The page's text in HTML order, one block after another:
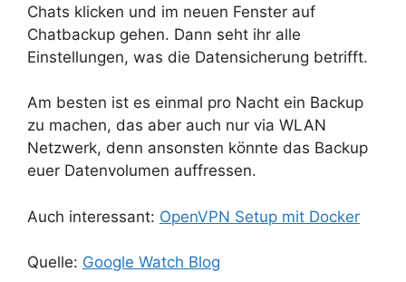
Chats klicken und im neuen Fenster auf
Chatbackup gehen. Dann seht ihr alle
Einstellungen, was die Datensicherung betrifft.
Am besten ist es einmal pro Nacht ein Backup
zu machen, das aber auch nur via WLAN
Netzwerk, denn ansonsten könnte das Backup
euer Datenvolumen auffressen.
Auch interessant: OpenVPN Setup mit Docker
Quelle: Google Watch Blog